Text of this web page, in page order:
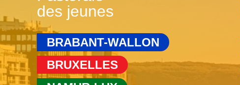
des jeunes
BRABANT-WALLON
BRUXELLES